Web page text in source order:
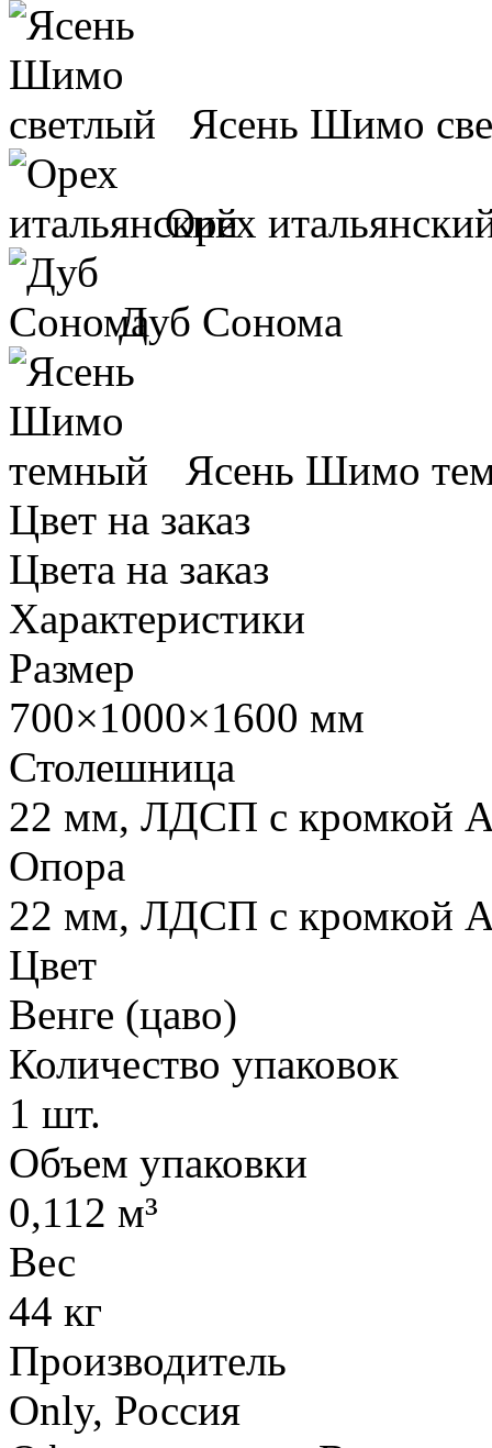
Ясень Шимо
Орех
Дуб Сонома
Ясень Шимо
Цвет на заказ
Цвета на заказ
Характеристики
Размер
700×1000×1600 мм
Столешница
22 мм, ЛДСП с кромкой
Опора
22 мм, ЛДСП с кромкой
Цвет
Венге (цаво)
Количество упаковок
1 шт.
Объем упаковки
0,112 м³
Вес
44 кг
Производитель
Only, Россия